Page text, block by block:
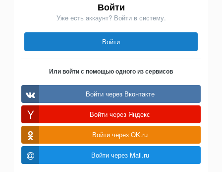
Войти
Уже есть аккаунт? Войти в систему.
Войти
Или войти с помощью одного из сервисов
Войти через Вконтакте
Войти через Яндекс
Войти через OK.ru
Войти через Mail.ru